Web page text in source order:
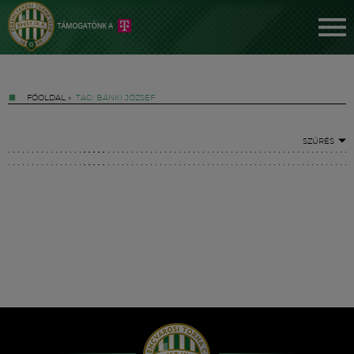
FŐOLDAL » TAG: BÁNKI JÓZSEF
SZŰRÉS
Hírek